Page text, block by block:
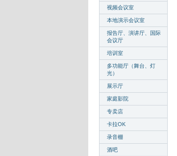
视频会议室
本地演示会议室
报告厅、演讲厅、国际
会议厅
培训室
多功能厅（舞台、灯
光）
展示厅
家庭影院
专卖店
卡拉OK
录音棚
酒吧